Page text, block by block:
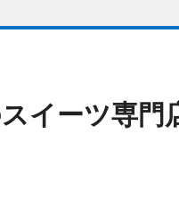
イーツ専門